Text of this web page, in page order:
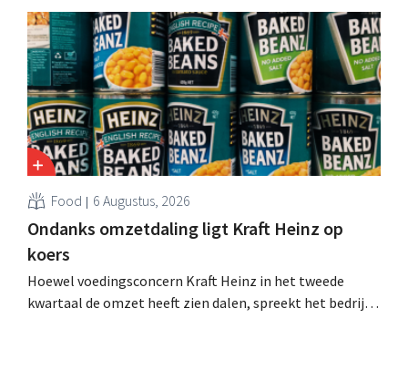
moeten dit momentum grijpen”.
Food 6 Augustus, 2026
Ondanks omzetdaling ligt Kraft Heinz op
koers
Hoewel voedingsconcern Kraft Heinz in het tweede
kwartaal de omzet heeft zien dalen, spreekt het bedrijf